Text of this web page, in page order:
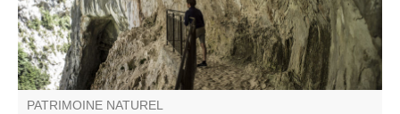
PATRIMOINE NATUREL